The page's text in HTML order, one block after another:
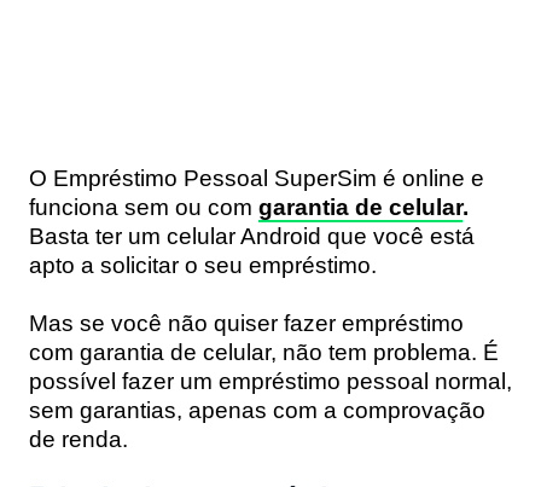
O Empréstimo Pessoal SuperSim é online e
funciona sem ou com garantia de celular.
Basta ter um celular Android que você está
apto a solicitar o seu empréstimo.
Mas se você não quiser fazer empréstimo
com garantia de celular, não tem problema. É
possível fazer um empréstimo pessoal normal,
sem garantias, apenas com a comprovação
de renda.